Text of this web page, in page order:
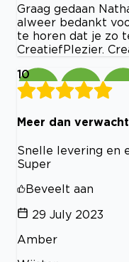
Graag gedaan
alweer bedankt
te horen dat je zo
CreatiefPlezier.
10
Meer dan
Snelle levering en
Super
Beveelt aan
29 July 2023
Amber